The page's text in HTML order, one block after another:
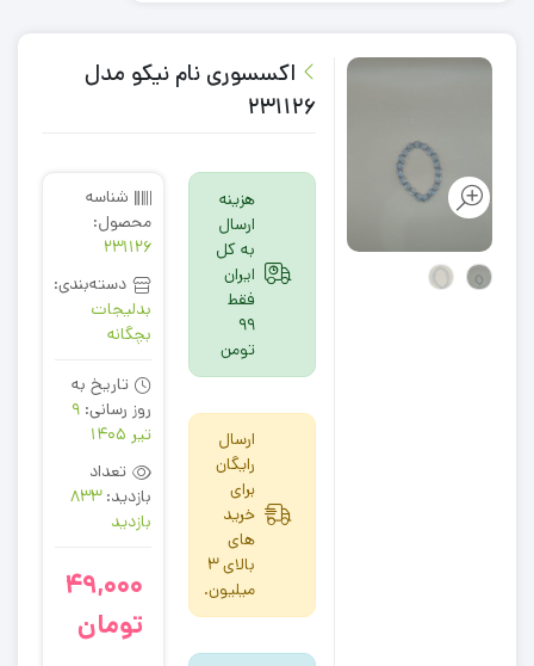
اکسسوری نام نیکو مدل
231126
هزینه
ارسال
به کل
ایران
فقط
99
تومن
ارسال
رایگان
برای
خرید
های
بالای 3
میلیون.
شناسه
محصول:
231126
دسته‌بندی:
بدلیجات
بچگانه
تاریخ به
روز رسانی: 9
تیر 1405
تعداد
بازدید:833
بازدید
49,000
تومان